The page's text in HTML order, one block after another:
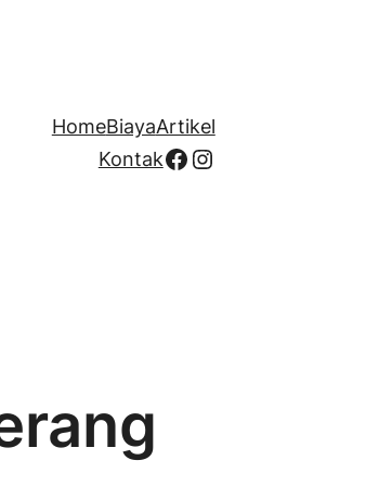
HomeBiayaArtikel
KontakFacebook
Instagram